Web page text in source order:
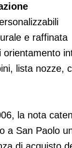
e raffinata
orientamento
lista nozze,
la nota
a San Paolo
di acquisto